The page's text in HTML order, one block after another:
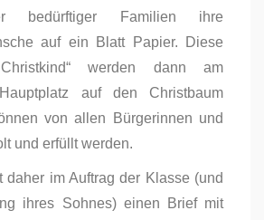
bedürftiger Familien ihre
auf ein Blatt Papier. Diese
werden dann am
auf den Christbaum
von allen Bürgerinnen und
und erfüllt werden.
daher im Auftrag der Klasse (und
ihres Sohnes) einen Brief mit